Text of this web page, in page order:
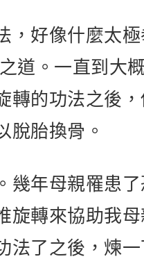
，好像什麼太
道。一直到大
轉的功法之後
脫胎換骨。
幾年母親罹患
旋轉來協助我
法了之後，煉